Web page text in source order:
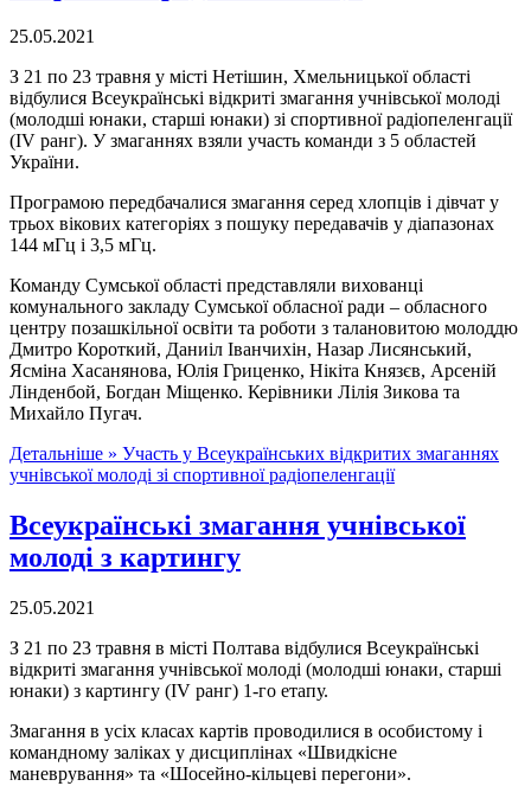
25.05.2021
З 21 по 23 травня у місті Нетішин, Хмельницької області
відбулися Всеукраїнські відкриті змагання учнівської молоді
(молодші юнаки, старші юнаки) зі спортивної радіопеленгації
(ІV ранг). У змаганнях взяли участь команди з 5 областей
України.
Програмою передбачалися змагання серед хлопців і дівчат у
трьох вікових категоріях з пошуку передавачів у діапазонах
144 мГц і 3,5 мГц.
Команду Сумської області представляли вихованці
комунального закладу Сумської обласної ради – обласного
центру позашкільної освіти та роботи з талановитою молоддю
Дмитро Короткий, Даниіл Іванчихін, Назар Лисянський,
Ясміна Хасанянова, Юлія Гриценко, Нікіта Князєв, Арсеній
Лінденбой, Богдан Міщенко. Керівники Лілія Зикова та
Михайло Пугач.
Детальніше » Участь у Всеукраїнських відкритих змаганнях
учнівської молоді зі спортивної радіопеленгації
Всеукраїнські змагання учнівської
молоді з картингу
25.05.2021
З 21 по 23 травня в місті Полтава відбулися Всеукраїнські
відкриті змагання учнівської молоді (молодші юнаки, старші
юнаки) з картингу (IV ранг) 1-го етапу.
Змагання в усіх класах картів проводилися в особистому і
командному заліках у дисциплінах «Швидкісне
маневрування» та «Шосейно-кільцеві перегони».